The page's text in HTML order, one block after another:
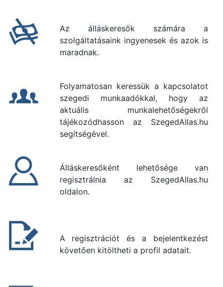
Az álláskeresők számára a
szolgáltatásaink ingyenesek és azok is
maradnak.
Folyamatosan keressük a kapcsolatot
szegedi munkaadókkal, hogy az
aktuális munkalehetőségekről
tájékozódhasson az SzegedAllas.hu
segítségével.
Álláskeresőként lehetősége van
regisztrálnia az SzegedAllas.hu
oldalon.
A regisztrációt és a bejelentkezést
követően kitöltheti a profil adatait.